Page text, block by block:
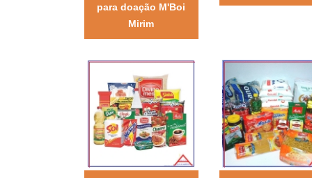
para doação M'Boi
Mirim